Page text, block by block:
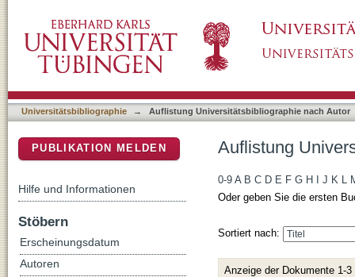
Universitätsbibliographie → Auflistung Universitätsbibliographie nach Autor
Auflistung
0-9 A B C D E F G H J K L
Oder geben Sie die ersten
Sortiert nach:
Anzeige der Dokumente 1-3
PUBLIKATION MELDEN
Hilfe und Informationen
Stöbern
Erscheinungsdatum
Autoren